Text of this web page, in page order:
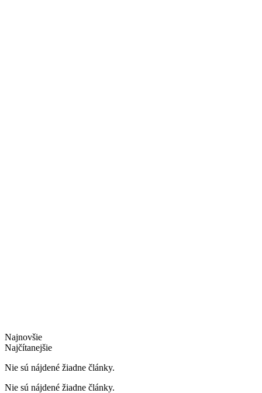
Najnovšie
Najčítanejšie
Nie sú nájdené žiadne články.
Nie sú nájdené žiadne články.